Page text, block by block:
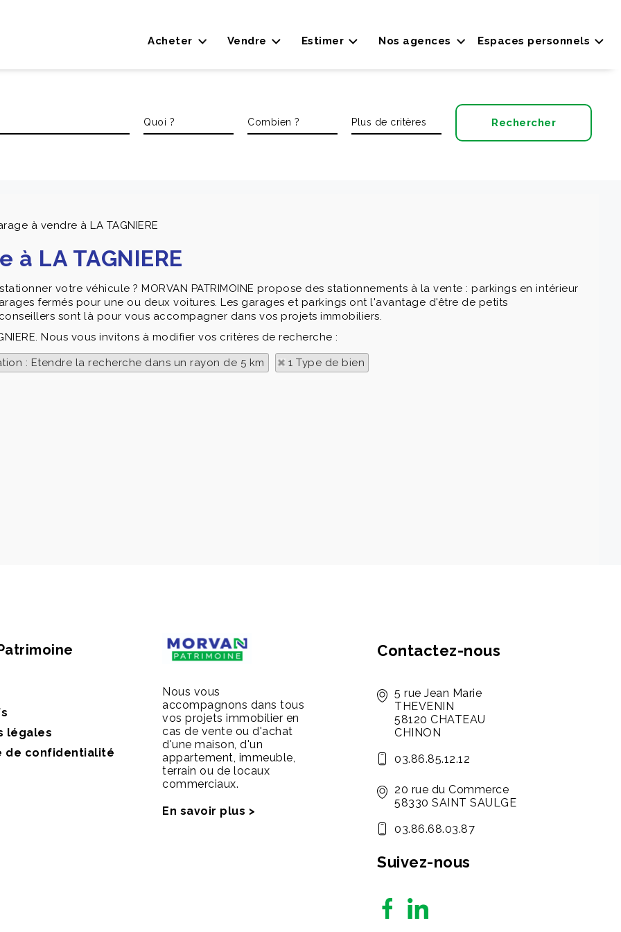
Espaces personnels
Acheter Vendre Estimer Nos agences
à vendre à LA TAGNIERE
LA TAGNIERE
votre véhicule ? MORVAN PATRIMOINE propose des stationnements à la vente : parkings en intérieur
fermés pour une ou deux voitures. Les garages et parkings ont l'avantage d'être de petits
sont là pour vous accompagner dans vos projets immobiliers.
Nous vous invitons à modifier vos critères de recherche :
: Etendre la recherche dans un rayon de 5 km 1 Type de bien
légales
de confidentialité
Nous vous
accompagnons dans tous
vos projets immobilier en
cas de vente ou d'achat
d'une maison, d'un
appartement, immeuble,
terrain ou de locaux
commerciaux.
En savoir plus >
Contactez-nous
5 rue Jean Marie
THEVENIN
58120 CHATEAU
CHINON
03.86.85.12.12
20 rue du Commerce
58330 SAINT SAULGE
03.86.68.03.87
Suivez-nous